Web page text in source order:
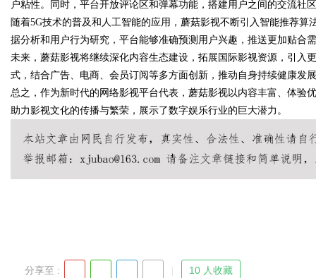
!
户粘性。同时，平台开放评论区和弹幕功能，搭建用户之间的交流社
随着5G技术的普及和人工智能的应用，蘑菇影视不断引入智能推荐
据分析和用户行为研究，平台能够准确预测用户兴趣，推送更加贴合
未来，蘑菇影视将继续深化内容生态建设，拓展国际影视资源，引入
式，结合广告、电商、会员订阅等多方面创新，推动自身持续健康发
总之，作为新时代的网络影视平台代表，蘑菇影视以内容丰富、体验
助力影视文化的传播与繁荣，展示了数字娱乐行业的巨大潜力。
分享至 : 10 人收藏